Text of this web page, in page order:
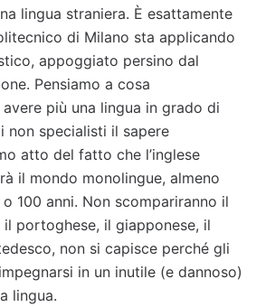
lingua straniera. È esattamente
di Milano sta applicando
appoggiato persino dal
Pensiamo a cosa
più una lingua in grado di
non specialisti il sapere
atto del fatto che l’inglese
il mondo monolingue, almeno
100 anni. Non scompariranno il
portoghese, il giapponese, il
non si capisce perché gli
in un inutile (e dannoso)
lingua.